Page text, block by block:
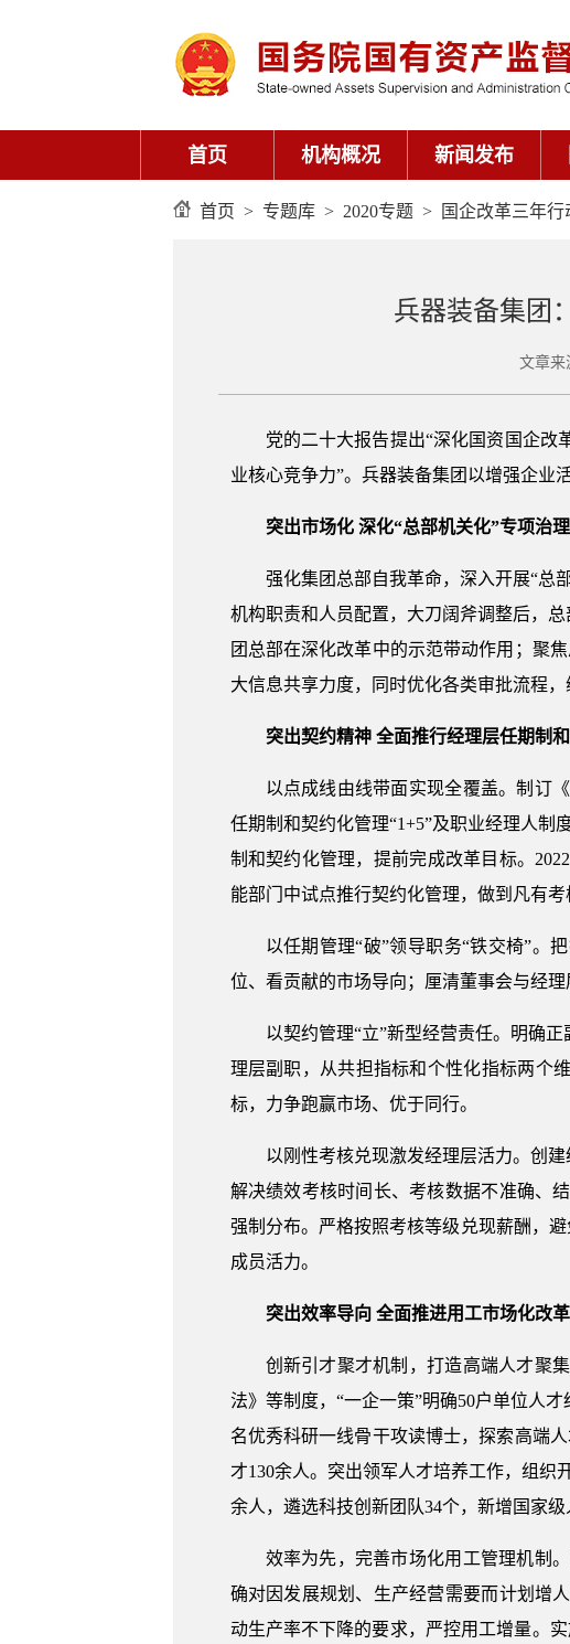
首页 机构概况 新闻发布
首页 > 专题库 > 2020专题 > 国企改革三年行
兵器装备集团
文章
党的二十大报告提出“深化国资国企
业核心竞争力”。兵器装备集团以增强企业
突出市场化 深化“总部机关化”专项治理
强化集团总部自我革命，深入开展“总
机构职责和人员配置，大刀阔斧调整后，
团总部在深化改革中的示范带动作用；聚
大信息共享力度，同时优化各类审批流程
突出契约精神 全面推行经理层任期制
以点成线由线带面实现全覆盖。制订
任期制和契约化管理“1+5”及职业经理人制
制和契约化管理，提前完成改革目标。
能部门中试点推行契约化管理，做到凡有考
以任期管理“破”领导职务“铁交椅”。
位、看贡献的市场导向；厘清董事会与经
以契约管理“立”新型经营责任。明确
理层副职，从共担指标和个性化指标两个
标，力争跑赢市场、优于同行。
以刚性考核兑现激发经理层活力。创
解决绩效考核时间长、考核数据不准确、
强制分布。严格按照考核等级兑现薪酬，
成员活力。
突出效率导向 全面推进用工市场化改革
创新引才聚才机制，打造高端人才聚
法》等制度，“一企一策”明确50户单位人
名优秀科研一线骨干攻读博士，探索高端
才130余人。突出领军人才培养工作，组织
余人，遴选科技创新团队34个，新增国家级
效率为先，完善市场化用工管理机制
确对因发展规划、生产经营需要而计划增
动生产率不下降的要求，严控用工增量。